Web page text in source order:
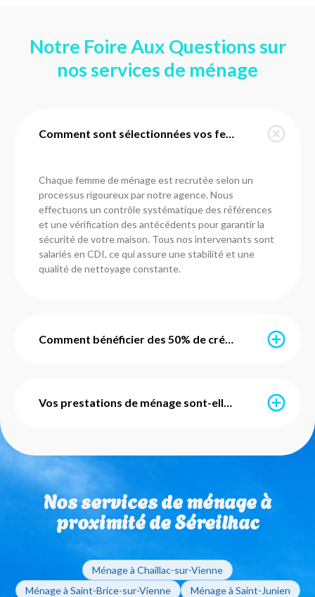
Notre Foire Aux Questions sur
nos services de ménage
Comment sont sélectionnées vos femmes de ménage à Séreilhac ?
Chaque femme de ménage est recrutée selon un
processus rigoureux par notre agence. Nous
effectuons un contrôle systématique des références
et une vérification des antécédents pour garantir la
sécurité de votre maison. Tous nos intervenants sont
salariés en CDI, ce qui assure une stabilité et une
qualité de nettoyage constante.
Comment bénéficier des 50% de crédit d'impôt immédiat ?
payez que 50% du montant de vos prestations. Ce
service est mis en place par l'URSSAF et notre agence
utiliser vos Chèques Emploi Service Universels (CESU)
pour régler vos factures de ménage à domicile.
Vos prestations de ménage sont-elles avec ou sans engagement ?
sans engagement de durée. Que vous ayez besoin
d'un ménage ponctuel ou régulier, vous restez libre de
modifier ou d'arrêter vos interventions sur simple
appel à votre agence de Saint-Junien.
Nos services de ménage à
proximité de Séreilhac
Ménage à Chaillac-sur-Vienne
Ménage à Saint-Brice-sur-Vienne
Ménage à Saint-Junien